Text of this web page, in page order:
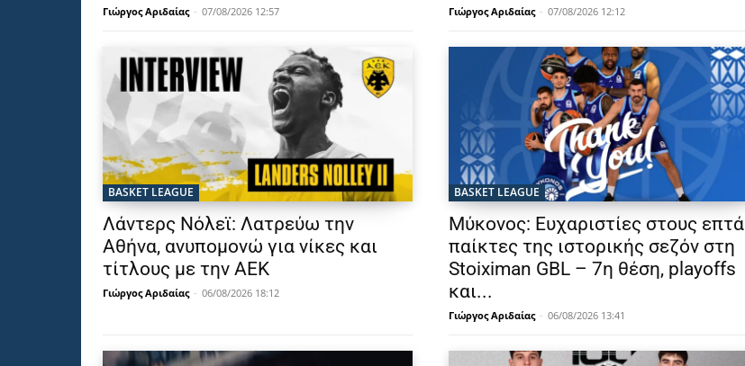
Γιώργος Αριδαίας - 07/08/2026 12:57 Γιώργος Αριδαίας - 07/08/2026 12:12
BASKET LEAGUE
Λάντερς Νόλεϊ: Λατρεύω την
Αθήνα, ανυπομονώ για νίκες και
τίτλους με την ΑΕΚ
Γιώργος Αριδαίας - 06/08/2026 18:12
BASKET LEAGUE
Μύκονος: Ευχαριστίες στους επτά
παίκτες της ιστορικής σεζόν στη
Stoiximan GBL – 7η θέση, playoffs
και...
Γιώργος Αριδαίας - 06/08/2026 13:41